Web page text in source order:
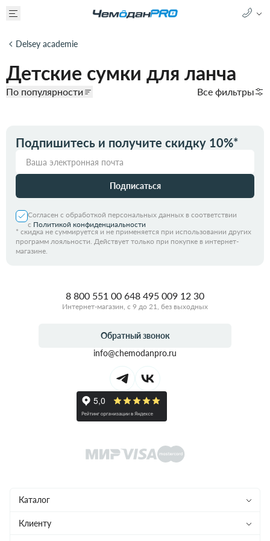
Delsey academie
Детские сумки для ланча
По популярности Все фильтры
Подпишитесь и получите скидку 10%*
Подписаться
Согласен с обработкой персональных данных в соответствии
с Политикой конфиденциальности
* скидка не суммируется и не применяется при использовании других
программ лояльности. Действует только при покупке в интернет-
магазине.
Каталог
Чемоданы
Клиенту
8 800 551 00 648 495 009 12 30
Интернет-магазин, с 9 до 21, без выходных
Обратный звонок
info@chemodanpro.ru